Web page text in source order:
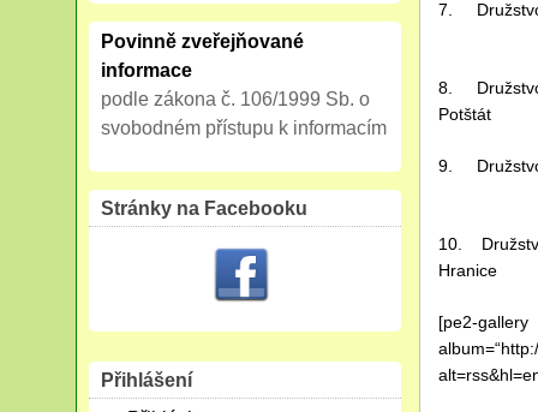
7.
8.
9.
10.
Hranice
[pe2-gallery
Povinně zveřejňované
informace
podle zákona č. 106/1999 Sb. o
svobodném přístupu k informacím
Stránky na Facebooku
Přihlášení